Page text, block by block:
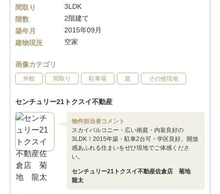
間取り
3LDK
階数
2階建て
築年月
2015年09月
建物現況
空家
画像カテゴリ
外観 間取り 駐車場 庭 その他現地
センチュリー21トクスイ不動産
物件担当者コメント
スカイバルコニー・広い南庭・内装良好の
3LDK！2015年築・駐車2台可・学区良好。開放
感あふれる住まいをぜひ現地でご体感くださ
い。
センチュリー21トクスイ不動産佐倉店 菊地
龍太